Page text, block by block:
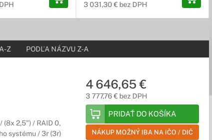
3 031,30 € bez DPH
Z PODĽA NÁZVU Z-A
(8x 2,5") / RAID 0,
systému / 3r (3r)
4 646,65 €
3 777,76 € bez DPH
PRIDAŤ DO KOŠÍKA
NÁKUP MOŽNÝ IBA NA IČO / DIČ